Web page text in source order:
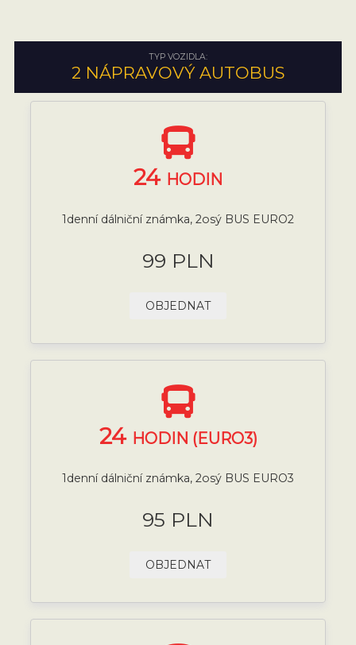
TYP VOZIDLA:
2 NÁPRAVOVÝ AUTOBUS
24 HODIN
1denní dálniční známka, 2osý BUS EURO2
99 PLN
OBJEDNAT
24 HODIN (EURO3)
1denní dálniční známka, 2osý BUS EURO3
95 PLN
OBJEDNAT